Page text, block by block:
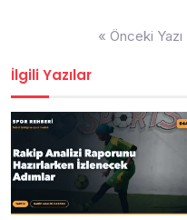
« Önceki Yazı
İlgili Yazılar